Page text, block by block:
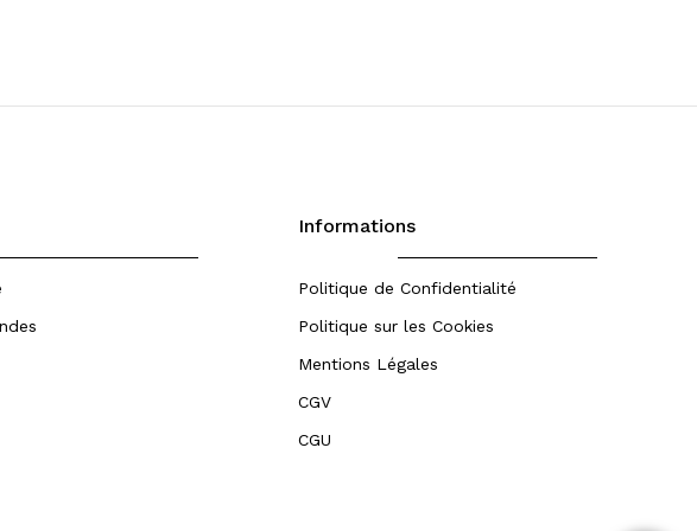
Informations
Politique de Confidentialité
Politique sur les Cookies
Mentions Légales
CGV
CGU